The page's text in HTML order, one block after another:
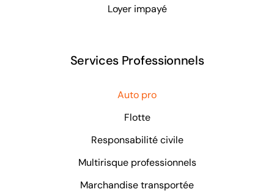
Loyer impayé
Services Professionnels
Auto pro
Flotte
Responsabilité civile
Multirisque professionnels
Marchandise transportée